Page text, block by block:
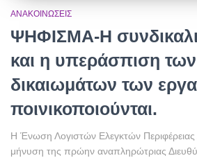
ΑΝΑΚΟΙΝΏΣΕΙΣ
ΨΗΦΙΣΜΑ-Η
και η υπεράσπιση των
δικαιωμάτων των
ποινικοποιούνται.
Η Ένωση Λογιστών Ελεγκτών Περιφέρειας
μήνυση της πρώην αναπληρώτριας